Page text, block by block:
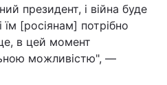
президент, і війна буде
[росіянам] потрібно
в цей момент
можливістю", —